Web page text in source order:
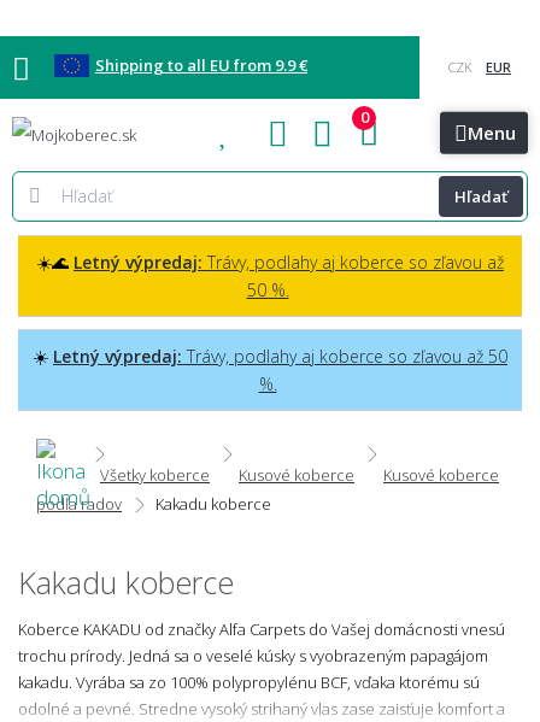
Shipping to all EU from 9.9 €
Blog Kontakt Menu
Hľadať
0
☀️🌊 Letný výpredaj: Trávy, podlahy aj koberce so zľavou až
50 %.
☀️ Letný výpredaj: Trávy, podlahy aj koberce so zľavou až 50
%.
Všetky koberce Kusové koberce
Kusové koberce
podľa radov
Kakadu koberce
Kakadu koberce
Koberce KAKADU od značky Alfa Carpets do Vašej domácnosti vnesú
trochu prírody. Jedná sa o veselé kúsky s vyobrazeným papagájom
kakadu. Vyrába sa zo 100% polypropylénu BCF, vďaka ktorému sú
odolné a pevné. Stredne vysoký strihaný vlas zase zaisťuje komfort a